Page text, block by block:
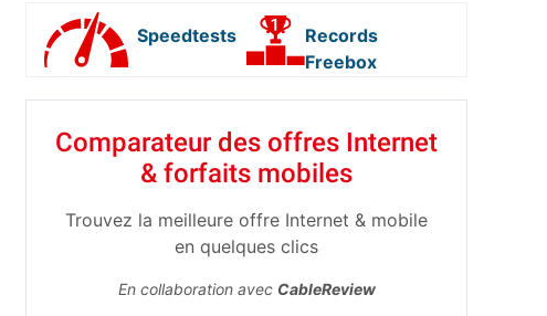
Speedtests
Records
Freebox
Comparateur des offres Internet
& forfaits mobiles
Trouvez la meilleure offre Internet & mobile
en quelques clics
En collaboration avec CableReview